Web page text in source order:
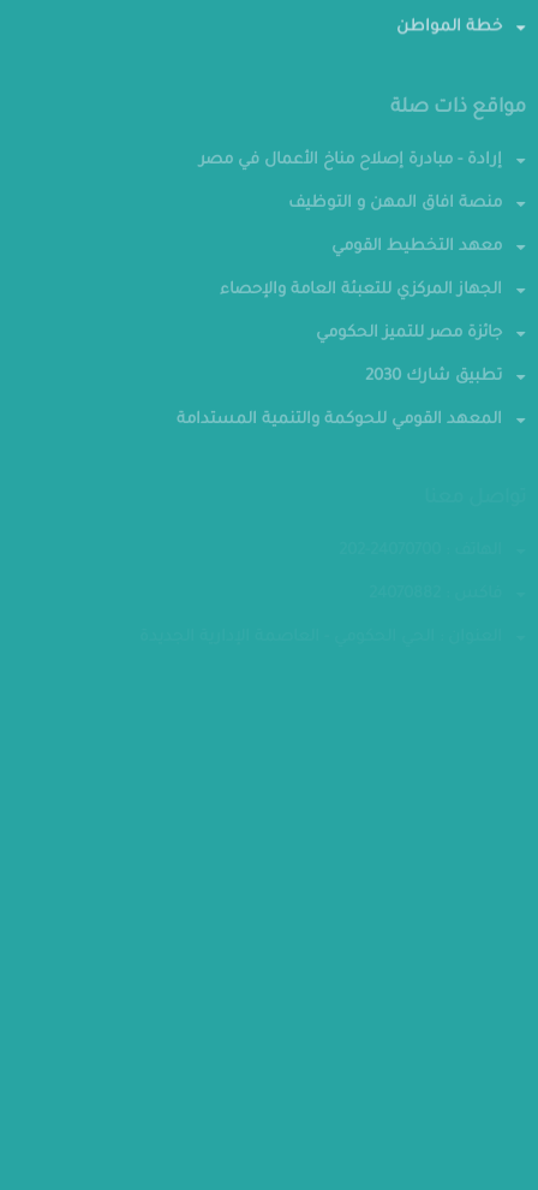
خطة المواطن
مواقع ذات صلة
إرادة - مبادرة إصلاح مناخ الأعمال في مصر
منصة افاق المهن و التوظيف
معهد التخطيط القومي
الجهاز المركزي للتعبئة العامة والإحصاء
جائزة مصر للتميز الحكومي
تطبيق شارك 2030
المعهد القومي للحوكمة والتنمية المستدامة